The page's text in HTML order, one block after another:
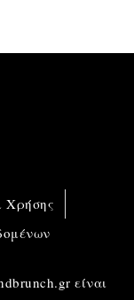
Χρήσης
είναι